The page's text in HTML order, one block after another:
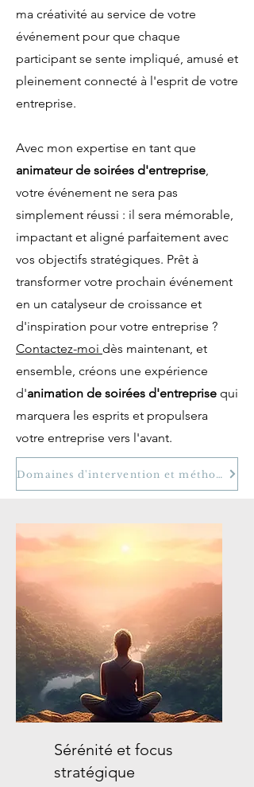
ma créativité au service de votre
événement pour que chaque
participant se sente impliqué, amusé et
pleinement connecté à l'esprit de votre
entreprise.
Avec mon expertise en tant que
animateur de soirées d'entreprise,
votre événement ne sera pas
simplement réussi : il sera mémorable,
impactant et aligné parfaitement avec
vos objectifs stratégiques. Prêt à
transformer votre prochain événement
en un catalyseur de croissance et
d'inspiration pour votre entreprise ?
Contactez-moi dès maintenant, et
ensemble, créons une expérience
d'animation de soirées d'entreprise qui
marquera les esprits et propulsera
votre entreprise vers l'avant.
Domaines d'intervention et méthode
Sérénité et focus
stratégique